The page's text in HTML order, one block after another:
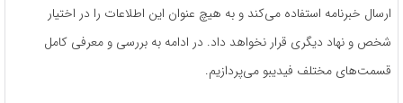
ارسال خبرنامه استفاده می‌کند و به هیچ عنوان این اطلاعات را در اختیار
شخص و نهاد دیگری قرار نخواهد داد. در ادامه به بررسی و معرفی کامل
قسمت‌های مختلف فیدیبو می‌پردازیم.